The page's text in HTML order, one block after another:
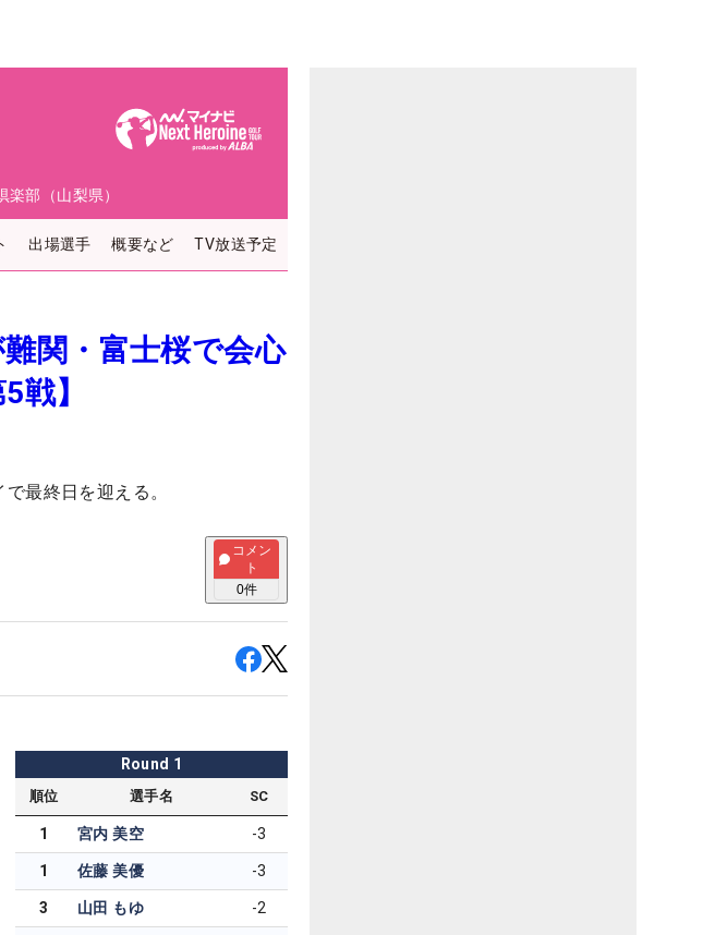
部（山梨県）
出場選手 概要など TV放送予定
関・富士桜で会心
戦】
最終日を迎える。
コメン
ト
0件
Round 1
順位 選手名 SC
1 宮内 美空 -3
1 佐藤 美優 -3
3 山田 もゆ -2